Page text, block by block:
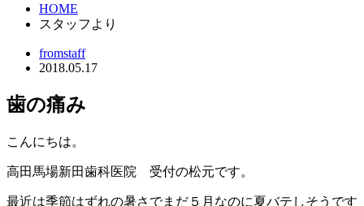
HOME
スタッフより
fromstaff
2018.05.17
歯の痛み
こんにちは。
高田馬場新田歯科医院 受付の松元です。
最近は季節はずれの暑さでまだ５月なのに夏バテしそうです